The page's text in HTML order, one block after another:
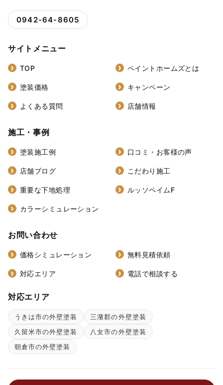
0942-64-8605
サイトメニュー
TOP ペイントホームズとは
塗装価格 キャンペーン
よくある質問 店舗情報
施工・事例
塗装施工例 口コミ・お客様の声
店舗ブログ こだわり施工
重要な下地処理 ルッソペイムF
カラーシミュレーション
お問い合わせ
価格シミュレーション 無料見積依頼
対応エリア 電話で相談する
対応エリア
うきは市の外壁塗装
三潴郡の外壁塗装
久留米市の外壁塗装
八女市の外壁塗装
朝倉市の外壁塗装